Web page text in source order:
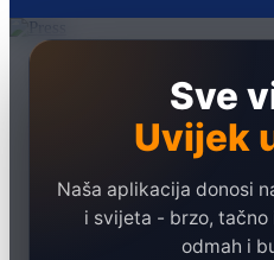
Sve
Uvijek
Naša aplikacija donosi
i svijeta - brzo, tačno
odmah i
Ekonomija